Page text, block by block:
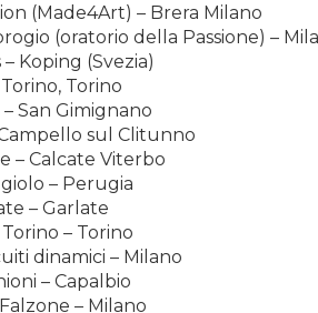
(Made4Art) – Brera Milano
(oratorio della Passione) –
Koping (Svezia)
Torino
San Gimignano
sul Clitunno
– Calcate Viterbo
– Perugia
– Garlate
– Torino
dinamici – Milano
– Capalbio
– Milano